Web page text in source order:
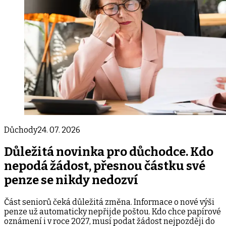
Důchody24. 07. 2026
Důležitá novinka pro důchodce. Kdo
nepodá žádost, přesnou částku své
penze se nikdy nedozví
Část seniorů čeká důležitá změna. Informace o nové výši
penze už automaticky nepřijde poštou. Kdo chce papírové
oznámení i v roce 2027, musí podat žádost nejpozději do